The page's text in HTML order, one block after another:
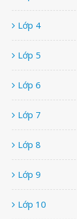
Lớp 4
Lớp 5
Lớp 6
Lớp 7
Lớp 8
Lớp 9
Lớp 10